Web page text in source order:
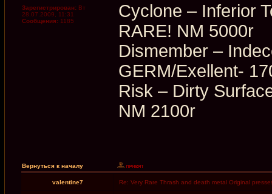
Зарегистрирован: Вт
28.07.2009, 11:31
Сообщения: 1185
Cyclone ‎– Inferior
RARE! NM 5000r
Dismember ‎–
GERM/Exellent-
Risk ‎– Dirty
NM 2100r
Вернуться к началу
valentine7 Re: Very Rare Thrash and death metal Original